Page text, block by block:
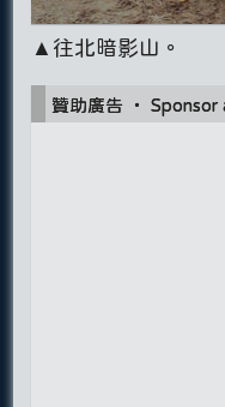
▲往北暗影山。
贊助廣告 ‧ Sponsor